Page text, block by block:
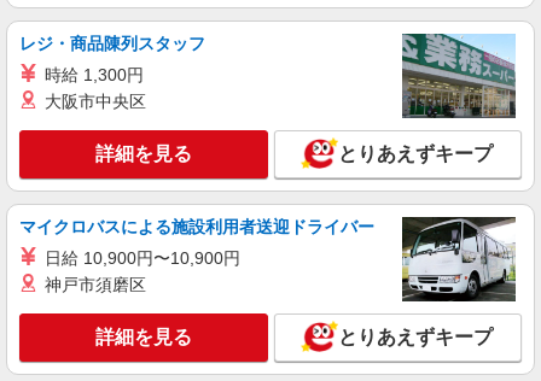
★京王多摩センター駅
【正社員】月給240,000〜400,000円 ・基本
給：200,000円〜220,000円 ・資格手当：10,000〜
30,000円 ・役職手当：10,000〜70,000円 ・処遇改
善手当：20,000〜60,000円（勤続年数、保有資格
により変動） ・固定残業手当：20,000円（10時
間） ※固定残業時間を超過する場合には超過勤務
手当として別途支給 ・夜勤手当：10,000円/1回
（上記給与とは別に支給） 下記資格をお持ちの方
歓迎 ・認知症介護基礎研修 ・初任者研修 ・実務
者研修 ・介護福祉士 など
キープ 詳細を見る
職業紹介
株式会社kotrio /●YK-S-2096833
正社員で採用します。最短2週間で内定でま
【正社員】月給240,000〜400,000円 ・基本
給：200,000円〜220,000円 ・資格手当：10,000〜
30,000円 ・役職手当：10,000〜70,000円 ・処遇改
善手当：20,000〜60,000円（勤続年数、保有資格
東京都多摩市
レジ・商品陳列スタッフ
時給 1,300円
大阪市中央区
詳細を見る とりあえずキープ
マイクロバスによる施設利用者送迎ドライバー
日給 10,900円〜10,900円
神戸市須磨区
詳細を見る とりあえずキープ